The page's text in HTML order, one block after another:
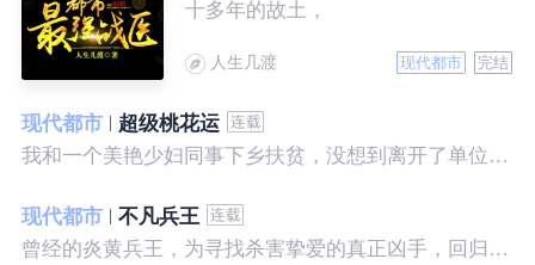
十多年的故土，
人生几渡 现代都市 完结
现代都市
超级桃花运
我和一个美艳少妇同事下乡扶贫，没想到离开了单位之后，她就性格大变……
现代都市
不凡兵王
曾经的炎黄兵王，为寻找杀害挚爱的真正凶手，回归都市，开始了一段精彩绝伦的征程。